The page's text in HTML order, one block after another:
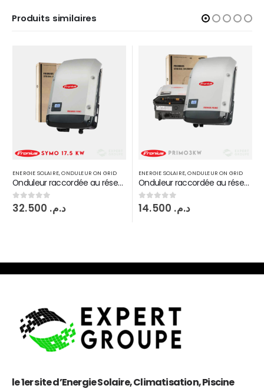
Produits similaires
ENERGIE SOLAIRE,ONDULEUR ON GRID
Onduleur raccordée au réseau Fronius symo 17,5 KW injection on grid 2 MPPT
0sur 5 د.م.
ENERGIE SOLAIRE,ONDULEUR ON GRID
Onduleur raccordée au réseau Fronius Primo 3KW 2 MPPT
0 sur 5 د.م.
le 1er site d’Energie Solaire, Climatisation, Piscine